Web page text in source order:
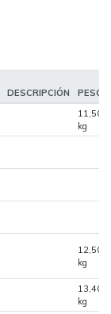
DESCRIPCIÓN PESO
11,500
kg
12,500
kg
13,400
kg